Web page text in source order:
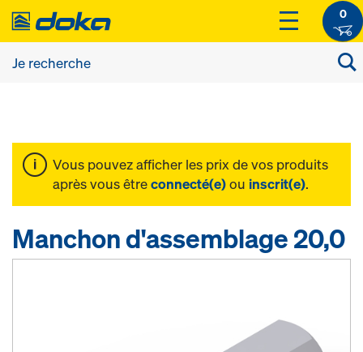
0
Vous pouvez afficher les prix de vos produits
après vous êtreconnecté(e)ou inscrit(e).
Manchon d'assemblage 20,0